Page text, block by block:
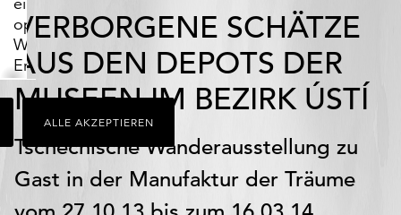
optimales
Webseiten-
Erlebnis
zu
bieten.
Dazu
zählen
Cookies,
die
für
ALLE AKZEPTIEREN
VERBORGENE SCHÄTZE
AUS DEN DEPOTS DER
MUSEEN IM BEZIRK ÚSTÍ
Tschechische Wanderausstellung zu
Gast in der Manufaktur der Träume